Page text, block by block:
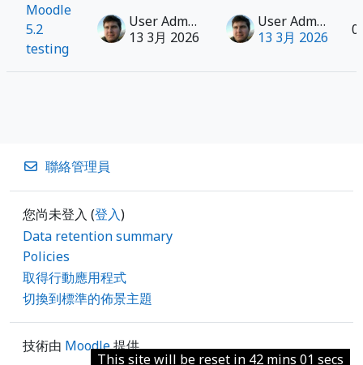
Moodle
5.2
testing
User Admin
13 3月 2026
User Admin
13 3月 2026
0
聯絡管理員
您尚未登入 (登入)
Data retention summary
Policies
取得行動應用程式
切換到標準的佈景主題
技術由 Moodle提供
This site will be reset in 42 mins 01 secs